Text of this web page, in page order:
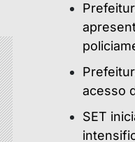
acesso
SET